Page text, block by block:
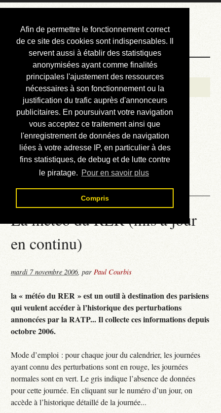
Afin de permettre le fonctionnement correct
de ce site des cookies sont indispensables. Il
servent aussi à établir des statistiques
anonymisées ayant comme finalités
principales l'ajustement des ressources
nécessaires à son fonctionnement ou la
justification du trafic auprès d'annonceurs
publicitaires. En poursuivant votre navigation
vous acceptez ce traitement ainsi que
l'enregistrement de données de navigation
liées à votre adresse IP, en particulier à des
fins statistiques, de debug et de lutte contre
le piratage. Pour en savoir plus
Compris
Courbis, « LE »
Blog Officiel
Bienvenue
Réalisations
Divers (et d’été)
Annonces
Liens externes
Téléchargement
Contact
La météo du RER (mis à jour
en continu)
mardi 7 novembre 2006,parPaul Courbis
la « météo du RER » est un outil à destination des parisiens
qui veulent accéder à l’historique des perturbations
annoncées par la RATP... Il collecte ces informations depuis
octobre 2006.
Mode d’emploi : pour chaque jour du calendrier, les journées
ayant connu des perturbations sont en rouge, les journées
normales sont en vert. Le gris indique l’absence de données
pour cette journée. En cliquant sur le numéro d’un jour, on
accède à l’historique détaillé de la journée...